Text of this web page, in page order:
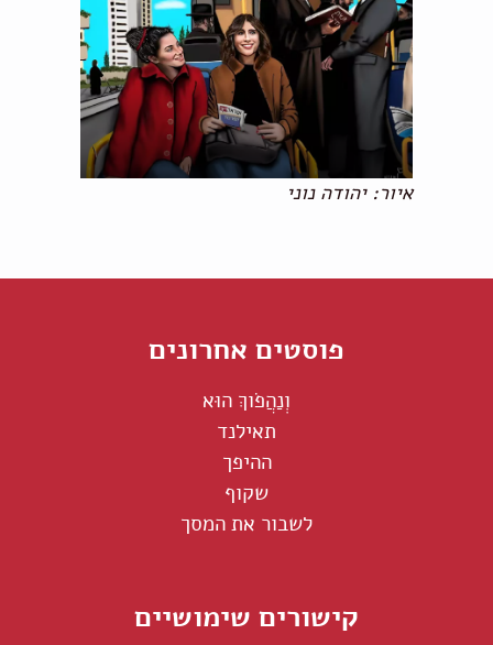
איור: יהודה נוני
פוסטים אחרונים
וְנַהֲפֹוךְ הוּא
תאילנד
ההיפך
שקוף
לשבור את המסך
קישורים שימושיים